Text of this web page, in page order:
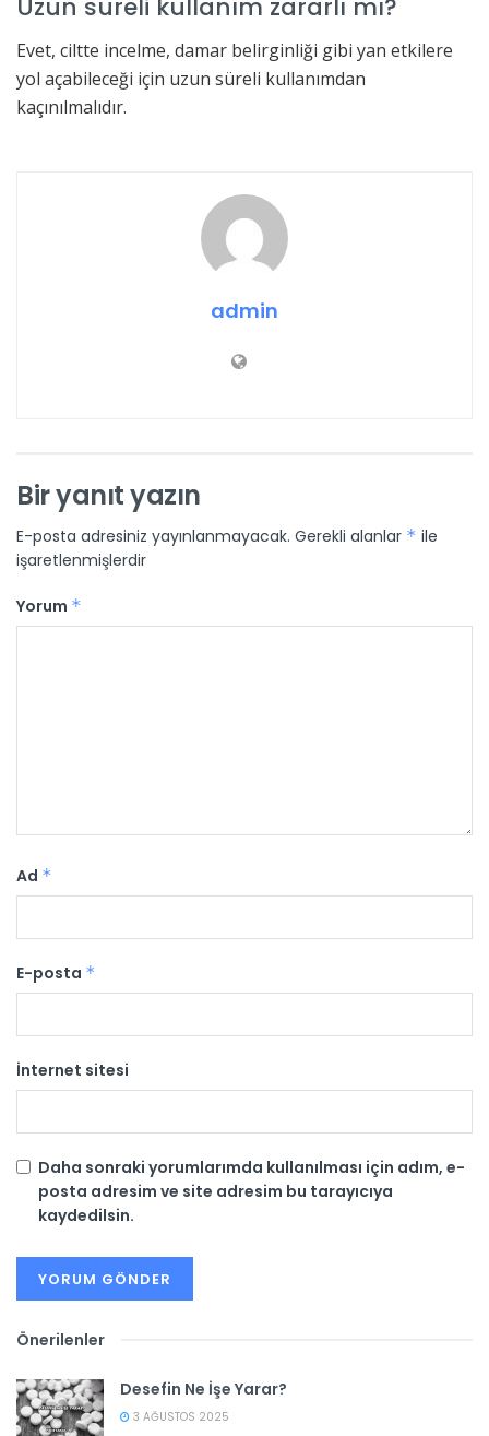
Uzun süreli kullanım zararlı mı?
Evet, ciltte incelme, damar belirginliği gibi yan etkilere
yol açabileceği için uzun süreli kullanımdan
kaçınılmalıdır.
admin
Bir yanıt yazın
E-posta adresiniz yayınlanmayacak. Gerekli alanlar * ile
işaretlenmişlerdir
Yorum *
Ad *
E-posta *
İnternet sitesi
Daha sonraki yorumlarımda kullanılması için adım, e-
posta adresim ve site adresim bu tarayıcıya
kaydedilsin.
Önerilenler
Desefin Ne İşe Yarar?
3 AĞUSTOS 2025